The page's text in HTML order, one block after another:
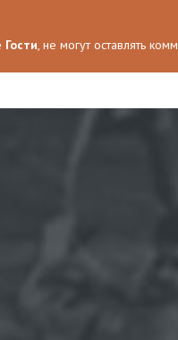
Гости , не могут оставлять